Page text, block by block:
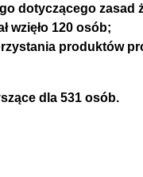
dotyczącego zasad
wzięło 120 osób;
produktów
dla 531 osób.